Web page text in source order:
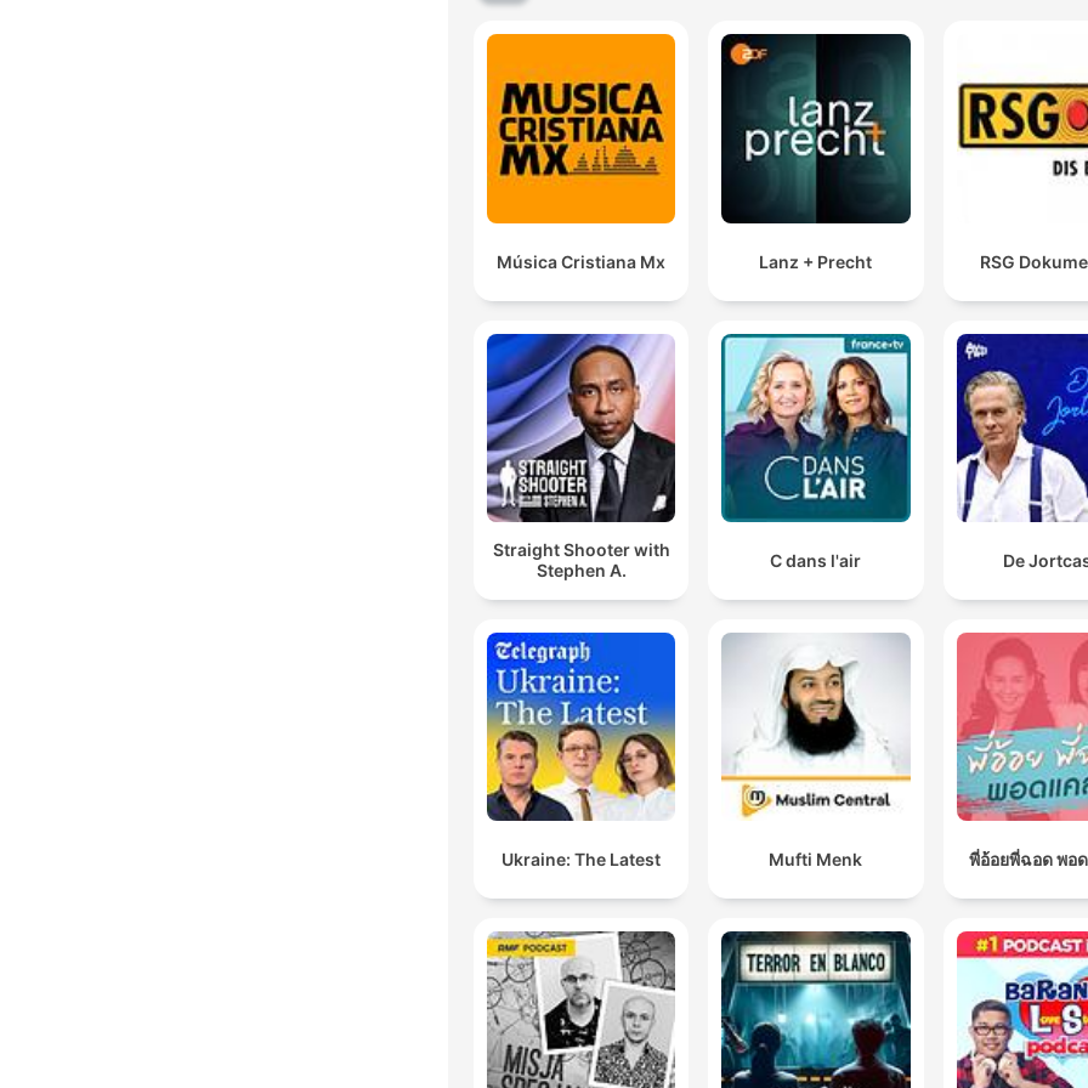
Música Cristiana Mx Lanz + Precht RSG
Straight Shooter with
Stephen A.
C dans l'air De
Ukraine: The Latest Mufti Menk พี่อ้อยพี่ฉอด พอ